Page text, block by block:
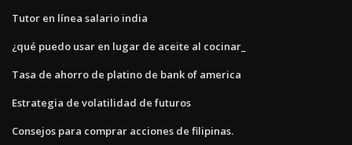
Tutor en línea salario india
¿qué puedo usar en lugar de aceite al cocinar_
Tasa de ahorro de platino de bank of america
Estrategia de volatilidad de futuros
Consejos para comprar acciones de filipinas.